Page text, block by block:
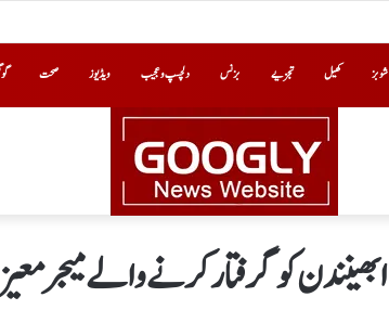
شوبز کھیل تجزیے بزنس دلچسپ و عجیب ویڈیوز صحت
ابھینندن کو گرفتار کرنے والے میجر